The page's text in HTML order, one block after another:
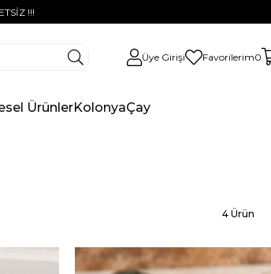
!!!
Üye Girişi Favorilerim0
ÜrünlerKolonyaÇay
4 Ürün